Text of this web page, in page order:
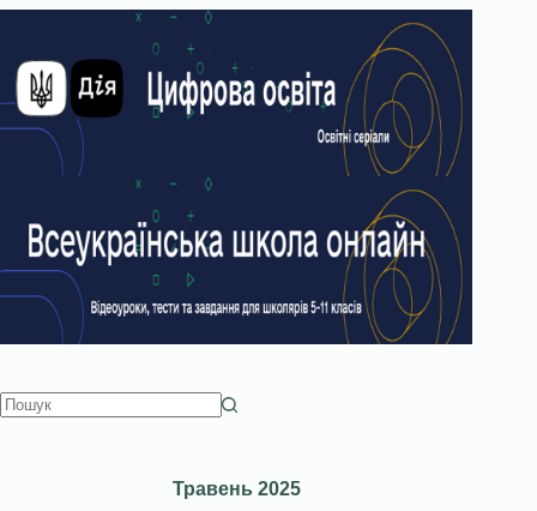
Травень 2025